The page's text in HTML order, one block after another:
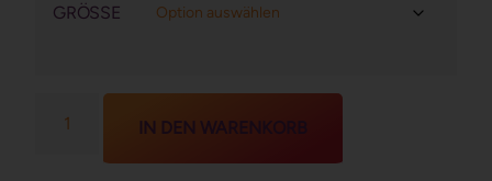
GRÖSSE
IN DEN WARENKORB